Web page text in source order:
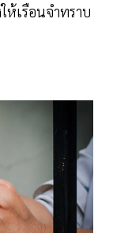
ห้เรือนจำทราบ